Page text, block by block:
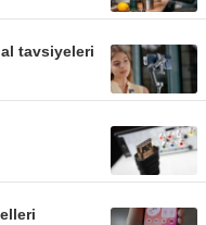
tavsiyeleri